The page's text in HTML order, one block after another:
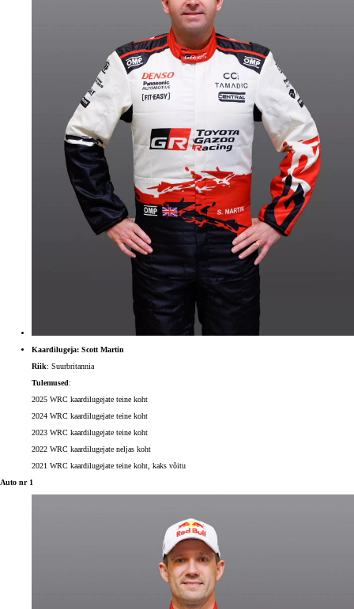
Kaardilugeja: Scott Martin
Riik: Suurbritannia
Tulemused:
2025 WRC kaardilugejate teine koht
2024 WRC kaardilugejate teine koht
2023 WRC kaardilugejate teine koht
2022 WRC kaardilugejate neljas koht
2021 WRC kaardilugejate teine koht, kaks võitu
Auto nr 1